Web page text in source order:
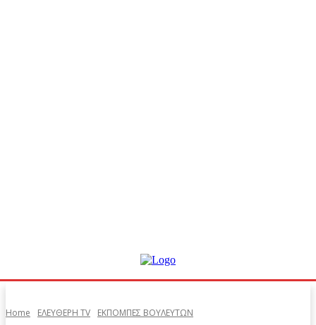
Home ΕΛΕΥΘΕΡΗ ΤV ΕΚΠΟΜΠΕΣ ΒΟΥΛΕΥΤΩΝ